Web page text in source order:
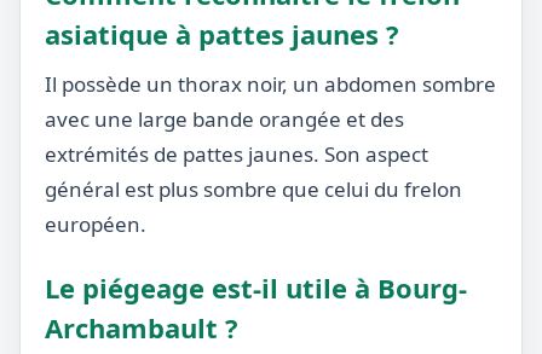
asiatique à pattes jaunes ?
Il possède un thorax noir, un abdomen sombre
avec une large bande orangée et des
extrémités de pattes jaunes. Son aspect
général est plus sombre que celui du frelon
européen.
Le piégeage est-il utile à Bourg-
Archambault ?